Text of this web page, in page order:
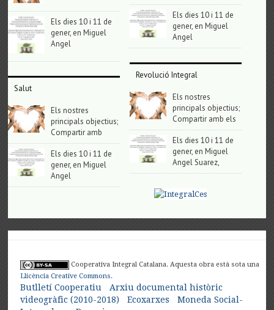
Els dies 10 i 11 de
gener, en Miguel
Angel
Salut
Els nostres
principals objectius;
Compartir amb
Els dies 10 i 11 de
gener, en Miguel
Angel
Els dies 10 i 11 de
gener, en Miguel
Angel
Revolució Integral
Els nostres
principals objectius;
Compartir amb els
Els dies 10 i 11 de
gener, en Miguel
Angel Suarez,
Cooperativa Integral Catalana. Aquesta obra està sota una
Llicència Creative Commons.
Butlletí Cooperatiu
Arxiu documental històric
videogràfic (2010-2018)
Ecoxarxes
Moneda Social-